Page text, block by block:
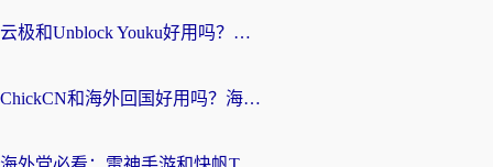
云极和Unblock Youku好用吗？海外党亲测+2026回国加速器避坑指南
ChickCN和海外回国好用吗？海外党2026亲测：从手游到影音，选对加速器的3个关键